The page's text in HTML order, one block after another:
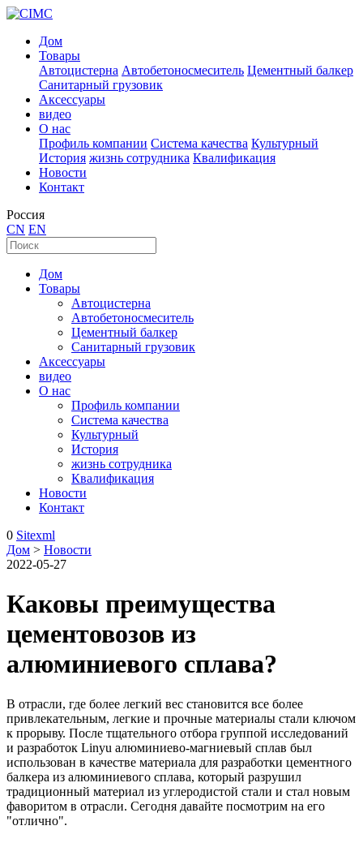
Дом
Товары
Автоцистерна Автобетоносмеситель Цементный балкер
Санитарный грузовик
Аксессуары
видео
О нас
Профиль компании Система качества Культурный
История жизнь сотрудника Квалификация
Новости
Контакт
Россия
CN EN
Дом
Товары
Автоцистерна
Автобетоносмеситель
Цементный балкер
Санитарный грузовик
Аксессуары
видео
О нас
Профиль компании
Система качества
Культурный
История
жизнь сотрудника
Квалификация
Новости
Контакт
0 Sitexml
Дом > Новости
2022-05-27
Каковы преимущества
цементовозов из
алюминиевого сплава?
В отрасли, где более легкий вес становится все более
привлекательным, легкие и прочные материалы стали ключом
к прорыву. После тщательного отбора группой исследований
и разработок Linyu алюминиево-магниевый сплав был
использован в качестве материала для разработки цементного
балкера из алюминиевого сплава, который разрушил
традиционный материал из углеродистой стали и стал новым
фаворитом в отрасли. Сегодня давайте посмотрим на его
"отлично".